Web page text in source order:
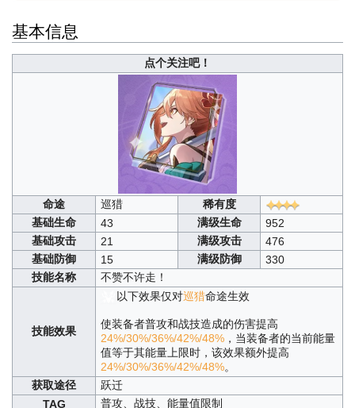
基本信息
点个关注吧！
命途 巡猎
稀有度
基础生命
43 满级生命
952
基础攻击
21 满级攻击
476
基础防御
15 满级防御
330
技能名称
不赞不许走！
技能效果
以下效果仅对巡猎命途生效
使装备者普攻和战技造成的伤害提高
24%/30%/36%/42%/48%，当装备者的当前能量
值等于其能量上限时，该效果额外提高
24%/30%/36%/42%/48%。
获取途径
跃迁
TAG
普攻、战技、能量值限制